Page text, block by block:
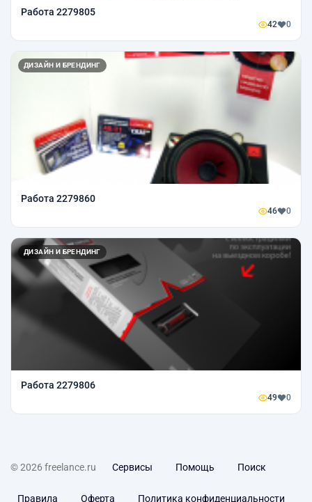
Работа 2279805
42 0
ДИЗАЙН И БРЕНДИНГ
Работа 2279860
46 0
ДИЗАЙН И БРЕНДИНГ
Работа 2279806
49 0
© 2026 freelance.ru Сервисы Помощь Поиск
Правила Оферта Политика конфиденциальности